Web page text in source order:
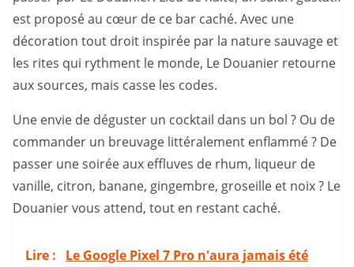
est proposé au cœur de ce bar caché. Avec une
décoration tout droit inspirée par la nature sauvage et
les rites qui rythment le monde, Le Douanier retourne
aux sources, mais casse les codes.
Une envie de déguster un cocktail dans un bol ? Ou de
commander un breuvage littéralement enflammé ? De
passer une soirée aux effluves de rhum, liqueur de
vanille, citron, banane, gingembre, groseille et noix ? Le
Douanier vous attend, tout en restant caché.
Lire :
Le Google Pixel 7 Pro n'aura jamais été